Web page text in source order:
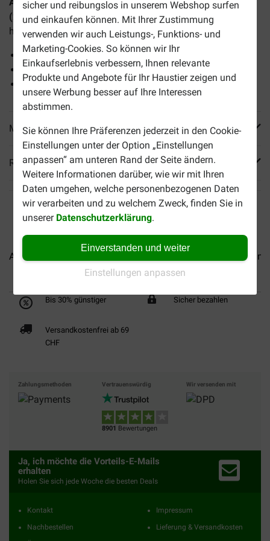
sicher und reibungslos in unserem Webshop surfen
und einkaufen können. Mit Ihrer Zustimmung
verwenden wir auch Leistungs-, Funktions- und
Marketing-Cookies. So können wir Ihr
Einkaufserlebnis verbessern, Ihnen relevante
Produkte und Angebote für Ihr Haustier zeigen und
unsere Werbung besser auf Ihre Interessen
abstimmen.
Sie können Ihre Präferenzen jederzeit in den Cookie-
Einstellungen unter der Option „Einstellungen
anpassen“ am unteren Rand der Seite ändern.
Weitere Informationen darüber, wie wir mit Ihren
Daten umgehen, welche personenbezogenen Daten
wir verarbeiten und zu welchem Zweck, finden Sie in
unserer Datenschutzerklärung.
Einverstanden und weiter
Einstellungen anpassen
(280 g)ist ein Katzenfutter mit natürlichen Zutaten von
höchster Qualität.
Köstliches Futter
Natürlich zubereitet
Enthält essenzielle Nährstoffe
Mehr Produktinfos
Reviews
Almo Nature HFC Natural...
Bis 30% günstiger Sicher bezahlen
Versandkostenfrei ab 69
CHF
Zahlungsmethoden Vertrauenswürdig
8901 Bewertungen
Wir versenden mit
Ja, ich möchte die Vorteils-E-Mails
erhalten
Holen Sie sich jede Woche die besten Deals
Kontakt
Nachbestellen
Impressum
Lieferung & Versandkosten